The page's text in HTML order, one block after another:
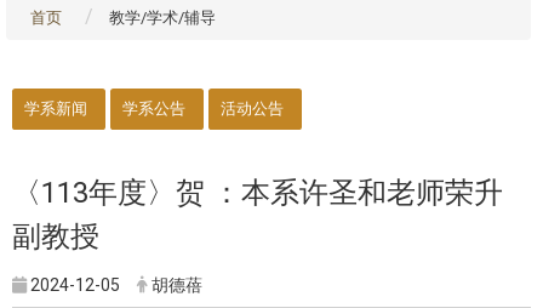
首页 教学/学术/辅导
学系新闻 学系公告 活动公告
〈113年度〉贺 ：本系许圣和老师荣升
副教授
2024-12-05 胡德蓓